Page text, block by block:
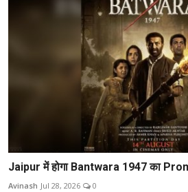
Jaipur में होगा Bantwara 1947 का
Avinash Jul 28, 2026 0